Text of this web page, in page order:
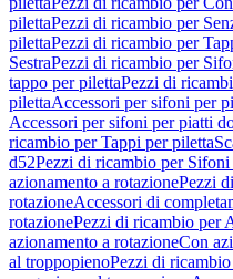
pilettaPezzi di ricambio per
pilettaPezzi di ricambio per
SestraPezzi di ricambio per
tappo per pilettaPezzi di
pilettaAccessori per sifoni per
Accessori per sifoni per piatti
ricambio per Tappi per piletta
d52Pezzi di ricambio per Sifoni
azionamento a rotazionePezzi
rotazioneAccessori di
rotazionePezzi di ricambio per
azionamento a rotazioneCon
al troppopienoPezzi di